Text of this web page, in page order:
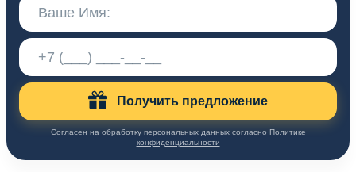
Получить предложение
Согласен на обработку персональных данных согласно Политике
конфиденциальности